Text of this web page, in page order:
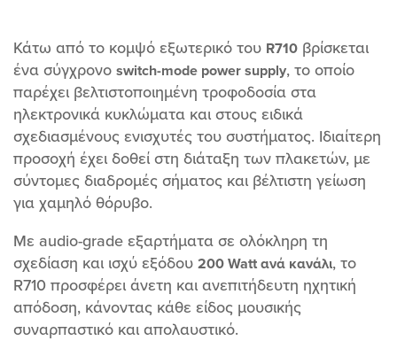
Κάτω από το κομψό εξωτερικό του R710 βρίσκεται
ένα σύγχρονο switch-mode power supply, το οποίο
παρέχει βελτιστοποιημένη τροφοδοσία στα
ηλεκτρονικά κυκλώματα και στους ειδικά
σχεδιασμένους ενισχυτές του συστήματος. Ιδιαίτερη
προσοχή έχει δοθεί στη διάταξη των πλακετών, με
σύντομες διαδρομές σήματος και βέλτιστη γείωση
για χαμηλό θόρυβο.
Με audio-grade εξαρτήματα σε ολόκληρη τη
σχεδίαση και ισχύ εξόδου 200 Watt ανά κανάλι, το
R710 προσφέρει άνετη και ανεπιτήδευτη ηχητική
απόδοση, κάνοντας κάθε είδος μουσικής
συναρπαστικό και απολαυστικό.